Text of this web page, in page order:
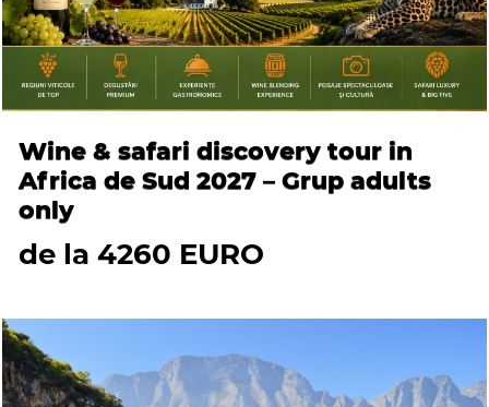
Wine & safari discovery tour in
Africa de Sud 2027 – Grup adults
only
de la 4260 EURO